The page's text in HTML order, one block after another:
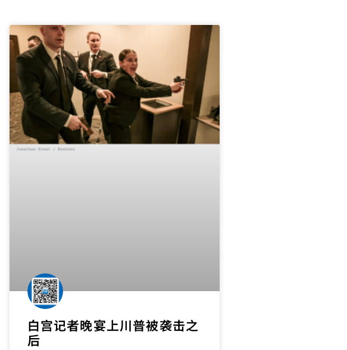
白宫记者晚宴上川普被袭击之
后